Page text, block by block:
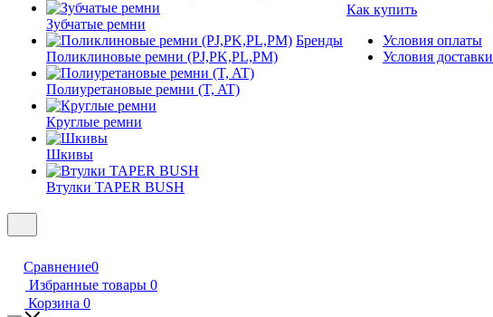
Зубчатые ремни
Поликлиновые ремни (PJ,PK,PL,PM)
Полиуретановые ремни (T, AT)
Круглые ремни
Шкивы
Втулки TAPER BUSH
Бренды
Как купить
Условия оплаты
Условия доставки
Сравнение0
Избранные товары 0
Корзина 0